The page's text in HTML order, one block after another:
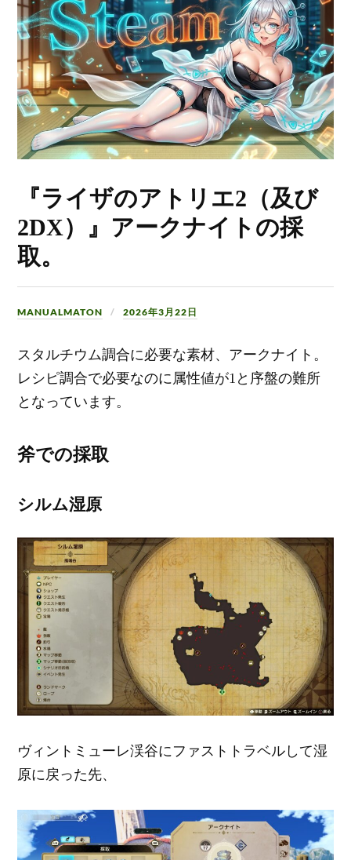
『ライザのアトリエ2（及び
2DX）』アークナイトの採
取。
MANUALMATON 2026年3月22日
スタルチウム調合に必要な素材、アークナイト。
レシピ調合で必要なのに属性値が1と序盤の難所
となっています。
斧での採取
シルム湿原
ヴィントミューレ渓谷にファストトラベルして湿
原に戻った先、